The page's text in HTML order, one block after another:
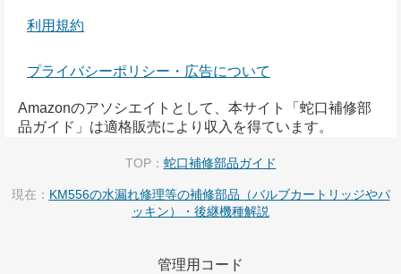
利用規約
プライバシーポリシー・広告について
Amazonのアソシエイトとして、本サイト「蛇口補修部
品ガイド」は適格販売により収入を得ています。
TOP： 蛇口補修部品ガイド
現在： KM556の水漏れ修理等の補修部品（バルブカートリッジやパ
ッキン）・後継機種解説
管理用コード